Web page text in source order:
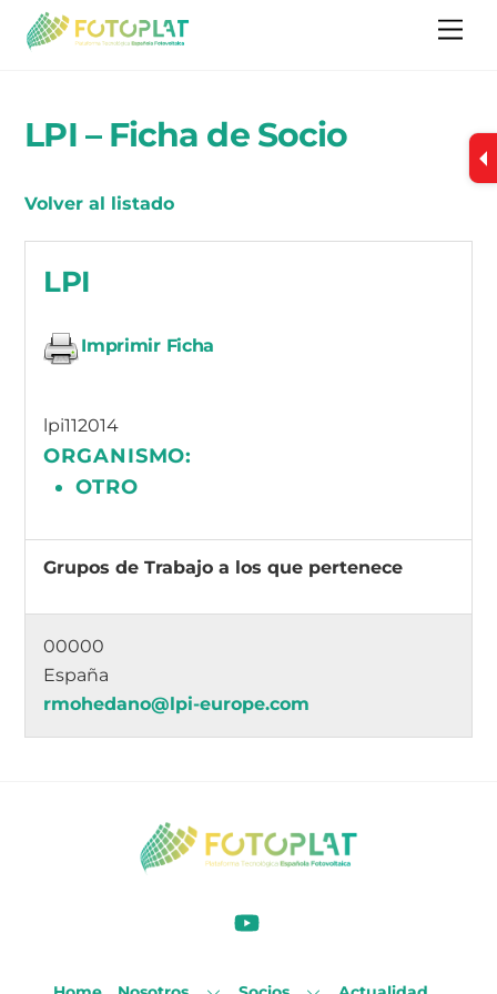
Skip
LPI – Ficha de Socio
Volver al listado
LPI
Imprimir Ficha
lpi112014
ORGANISMO:
OTRO
Grupos de Trabajo a los que pertenece
00000
España
rmohedano@lpi-europe.com